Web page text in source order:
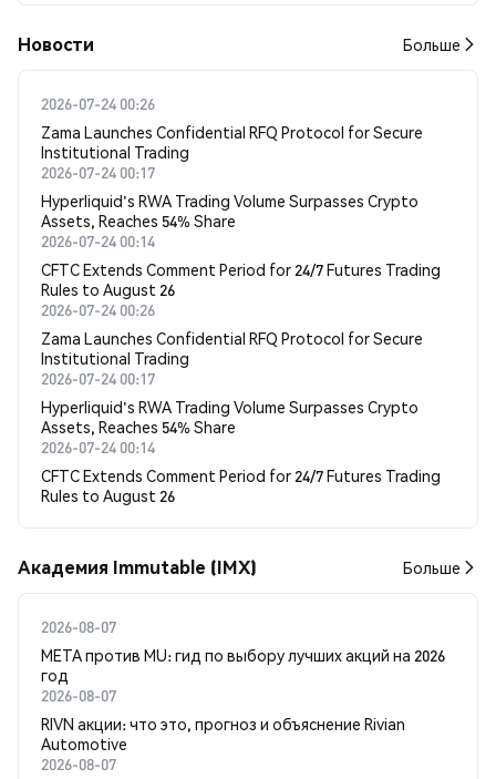
Новости Больше
2026-07-24 00:26
Zama Launches Confidential RFQ Protocol for Secure
Institutional Trading
2026-07-24 00:17
Hyperliquid's RWA Trading Volume Surpasses Crypto
Assets, Reaches 54% Share
2026-07-24 00:14
CFTC Extends Comment Period for 24/7 Futures Trading
Rules to August 26
2026-07-24 00:26
Zama Launches Confidential RFQ Protocol for Secure
Institutional Trading
2026-07-24 00:17
Hyperliquid's RWA Trading Volume Surpasses Crypto
Assets, Reaches 54% Share
2026-07-24 00:14
CFTC Extends Comment Period for 24/7 Futures Trading
Rules to August 26
Академия Immutable (IMX) Больше
2026-08-07
META против MU: гид по выбору лучших акций на 2026
год
2026-08-07
RIVN акции: что это, прогноз и объяснение Rivian
Automotive
2026-08-07